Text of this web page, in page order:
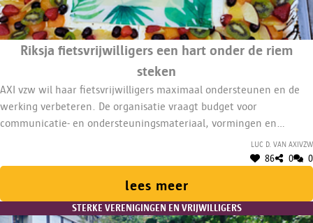
Riksja fietsvrijwilligers een hart onder de riem
steken
AXI vzw wil haar fietsvrijwilligers maximaal ondersteunen en de
werking verbeteren. De organisatie vraagt budget voor
communicatie- en ondersteuningsmateriaal, vormingen en
digitale infrastructuur. De vrijwilligers worden bedankt voor hun
Luc D. van AXIvzw
86 0 0
lees meer
STERKE VERENIGINGEN EN VRIJWILLIGERS